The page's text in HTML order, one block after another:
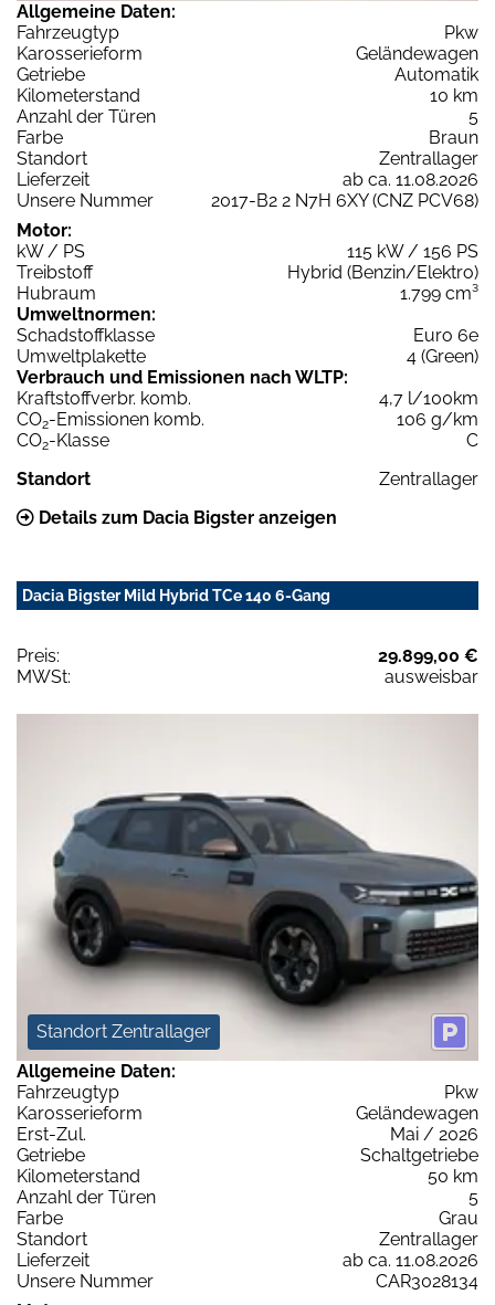
Allgemeine Daten:
Fahrzeugtyp
Pkw
Karosserieform
Geländewagen
Getriebe
Automatik
Kilometerstand
10 km
Anzahl der Türen
5
Farbe
Braun
Standort
Zentrallager
Lieferzeit
ab ca. 11.08.2026
Unsere Nummer
2017-B2 2 N7H 6XY (CNZ PCV68)
Motor:
kW / PS
115 kW / 156 PS
Treibstoff
Hybrid (Benzin/Elektro)
Hubraum
1.799 cm³
Umweltnormen:
Schadstoffklasse
Euro 6e
Umweltplakette
4 (Green)
Verbrauch und Emissionen nach WLTP:
Kraftstoffverbr. komb.
4,7 l/100km
CO2-Emissionen komb.
106 g/km
CO2-Klasse
C
Standort
Zentrallager
Details zum Dacia Bigster anzeigen
Dacia Bigster Mild Hybrid TCe 140 6-Gang
Preis:
29.899,00 €
MWSt:
ausweisbar
Standort Zentrallager
Allgemeine Daten:
Fahrzeugtyp
Pkw
Karosserieform
Geländewagen
Erst-Zul.
Mai / 2026
Getriebe
Schaltgetriebe
Kilometerstand
50 km
Anzahl der Türen
5
Farbe
Grau
Standort
Zentrallager
Lieferzeit
ab ca. 11.08.2026
Unsere Nummer
CAR3028134